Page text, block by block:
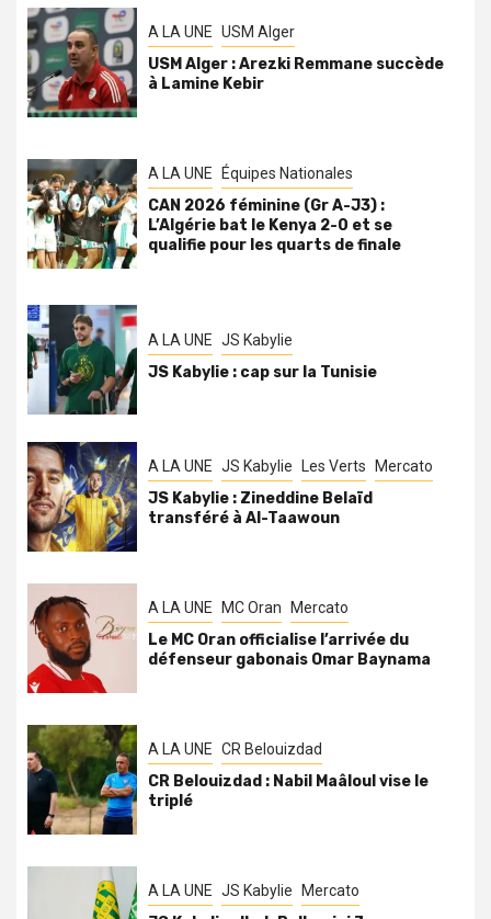
A LA UNE USM Alger
USM Alger : Arezki Remmane succède
à Lamine Kebir
A LA UNE Équipes Nationales
CAN 2026 féminine (Gr A-J3) :
L’Algérie bat le Kenya 2-0 et se
qualifie pour les quarts de finale
A LA UNE JS Kabylie
JS Kabylie : cap sur la Tunisie
A LA UNE JS Kabylie Les Verts Mercato
JS Kabylie : Zineddine Belaïd
transféré à Al-Taawoun
A LA UNE MC Oran Mercato
Le MC Oran officialise l’arrivée du
défenseur gabonais Omar Baynama
A LA UNE CR Belouizdad
CR Belouizdad : Nabil Maâloul vise le
triplé
A LA UNE JS Kabylie Mercato